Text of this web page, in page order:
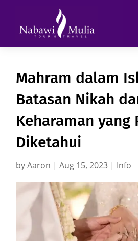
Mahram dalam
Batasan Nikah
Keharaman yang
Diketahui
byAaron |Aug 15, 2023 | Info